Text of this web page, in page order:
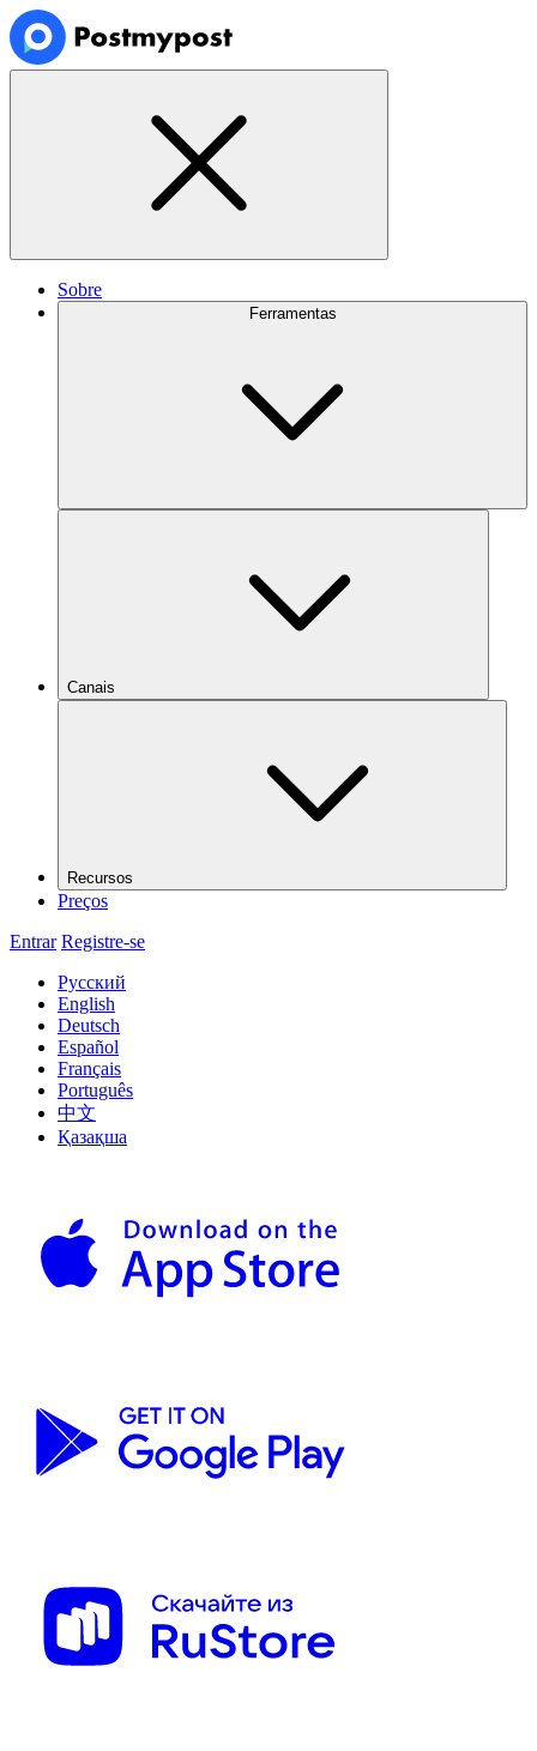
Sobre
Ferramentas
Canais
Recursos
Preços
Entrar Registre-se
Русский
English
Deutsch
Español
Français
Português
中文
Қазақша